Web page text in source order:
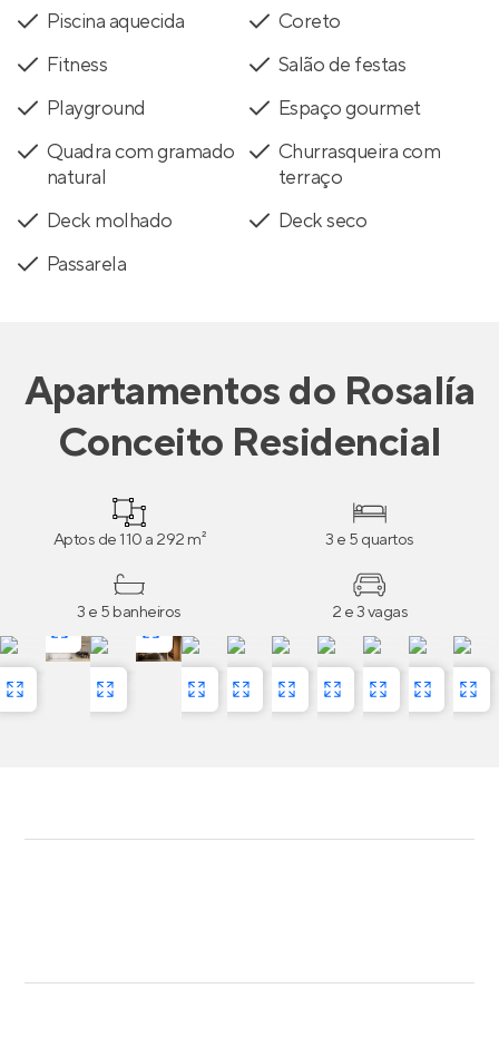
Piscina aquecida
Coreto
Fitness
Salão de festas
Playground
Espaço gourmet
Quadra com gramado
natural
Churrasqueira com
terraço
Deck molhado
Deck seco
Passarela
Apartamentosdo Rosalía
Conceito Residencial
Aptos de 110 a 292 m² 3 e 5 quartos
3 e 5 banheiros 2 e 3 vagas